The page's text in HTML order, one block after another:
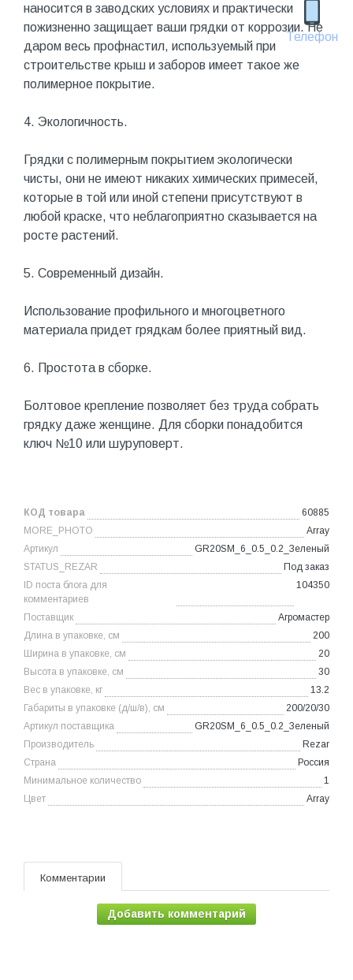
Телефон
наносится в заводских условиях и практически
пожизненно защищает ваши грядки от коррозии. Не
даром весь профнастил, используемый при
строительстве крыш и заборов имеет такое же
полимерное покрытие.
4. Экологичность.
Грядки с полимерным покрытием экологически
чисты, они не имеют никаких химических примесей,
которые в той или иной степени присутствуют в
любой краске, что неблагоприятно сказывается на
росте растений.
5. Современный дизайн.
Использование профильного и многоцветного
материала придет грядкам более приятный вид.
6. Простота в сборке.
Болтовое крепление позволяет без труда собрать
грядку даже женщине. Для сборки понадобится
ключ №10 или шуруповерт.
КОД товара
60885
MORE_PHOTO
Array
Артикул
GR20SM_6_0.5_0.2_Зеленый
STATUS_REZAR
Под заказ
ID поста блога для
комментариев
104350
Поставщик
Агромастер
Длина в упаковке, см
200
Ширина в упаковке, см
20
Высота в упаковке, см
30
Вес в упаковке, кг
13.2
Габариты в упаковке (д/ш/в), см
200/20/30
Артикул поставщика
GR20SM_6_0.5_0.2_Зеленый
Производитель
Rezar
Страна
Россия
Минимальное количество
1
Цвет
Array
Комментарии
Добавить комментарий